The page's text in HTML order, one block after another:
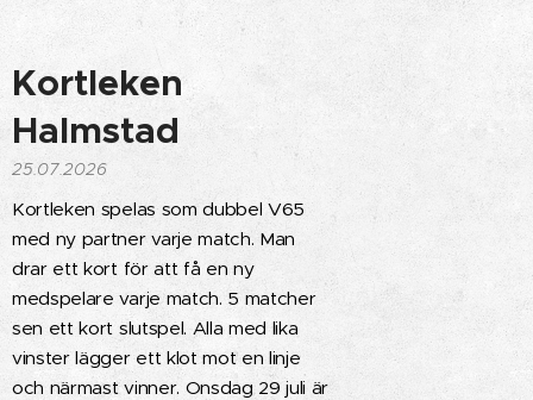
Kortleken
Halmstad
25.07.2026
Kortleken spelas som dubbel V65
med ny partner varje match. Man
drar ett kort för att få en ny
medspelare varje match. 5 matcher
sen ett kort slutspel. Alla med lika
vinster lägger ett klot mot en linje
och närmast vinner. Onsdag 29 juli är